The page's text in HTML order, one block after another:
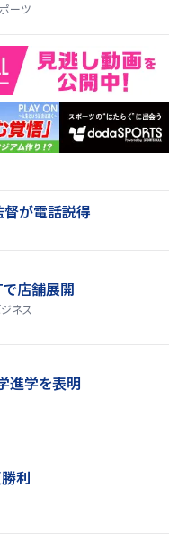
ーツ
督が電話説得
店舗展開
ネス
進学を表明
利